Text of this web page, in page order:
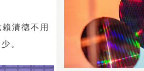
清德不用
。